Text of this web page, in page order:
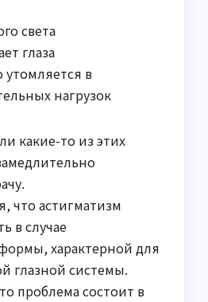
света
глаза
в
нагрузок
какие-то из этих
что астигматизм
в случае
характерной для
глазной системы.
проблема состоит в